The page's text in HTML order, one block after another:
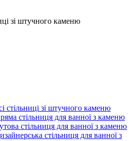
зі штучного каменю
стільниці зі штучного каменю
стільниця для ванної з каменю
стільниця для ванної з каменю
стільниця для ванної з